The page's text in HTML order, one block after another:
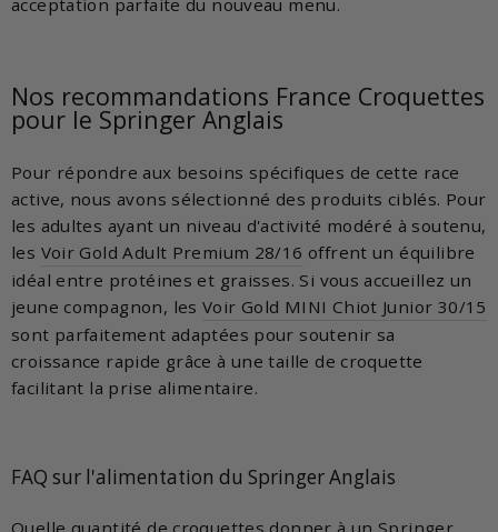
Nos recommandations France Croquettes
pour le Springer Anglais
Pour répondre aux besoins spécifiques de cette race
active, nous avons sélectionné des produits ciblés. Pour
les adultes ayant un niveau d'activité modéré à soutenu,
les Voir Gold Adult Premium 28/16 offrent un équilibre
idéal entre protéines et graisses. Si vous accueillez un
jeune compagnon, lesVoir Gold MINI Chiot Junior 30/15
sont parfaitement adaptées pour soutenir sa
croissance rapide grâce à une taille de croquette
facilitant la prise alimentaire.
FAQ sur l'alimentation du Springer Anglais
Quelle quantité de croquettes donner à un Springer